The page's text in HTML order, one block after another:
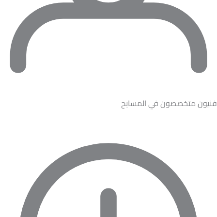
فنيون متخصصون في المسابح